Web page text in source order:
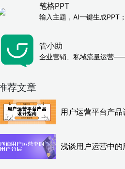
笔格PPT
输入主题，AI一键生成PPT
管小助
企业营销、私域流量运营
荐文章
用户运营平台产品
浅谈用户运营中的